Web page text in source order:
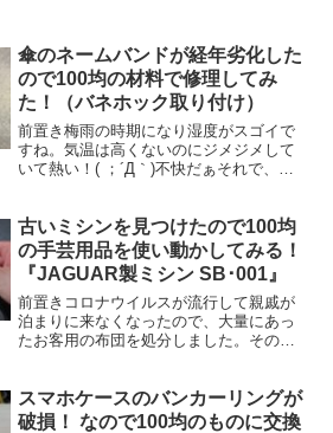
傘のネームバンドが経年劣化した
ので100均の材料で修理してみ
た！（バネホック取り付け）
前置き梅雨の時期になり湿度がスゴイで
すね。気温は高くないのにジメジメして
いて熱い！( ；´Д｀)不快だぁそれで、雨
すが、久しぶりに傘を使用しました。な
んか子供の頃の通学...
古いミシンを見つけたので100均
の手芸用品を使い動かしてみる！
『JAGUAR製ミシン SB･001』
前置きコロナウイルスが流行して親戚が
泊まりに来なくなったので、大量にあっ
たお客用の布団を処分しました。その
ぇ。服のほつれた部分を補修したり、捨
てるタオルで雑巾を作った...
スマホケースのバンカーリングが
破損！ なので100均のものに交換